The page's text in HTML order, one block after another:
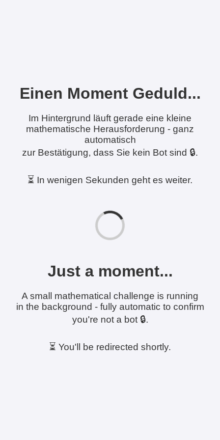
Einen Moment Geduld...
Im Hintergrund läuft gerade eine kleine
mathematische Herausforderung - ganz
automatisch
zur Bestätigung, dass Sie kein Bot sind 🔒.
⏳ In wenigen Sekunden geht es weiter.
Just a moment...
A small mathematical challenge is running
in the background - fully automatic to confirm
you're not a bot 🔒.
⏳ You'll be redirected shortly.